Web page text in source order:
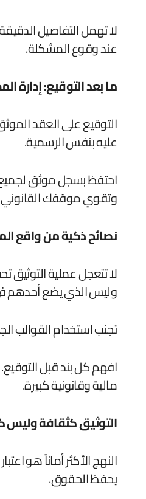
لا تهمل التفاصيل
عند وقوع المشكلة.
ما بعد التوقيع: إدارة
التوقيع على العقد
عليه بنفس الرسمية.
احتفظ بسجل موثق لجميع
وتقوي موقفك القانوني
نصائح ذكية من واقع
لا تتعجل عملية
وليس الذي يضع أحدهم
تجنب استخدام القوالب
افهم كل بند قبل
مالية وقانونية كبيرة.
التوثيق كثقافة وليس
النهج الأكثر أماناً هو
يحفظ الحقوق.